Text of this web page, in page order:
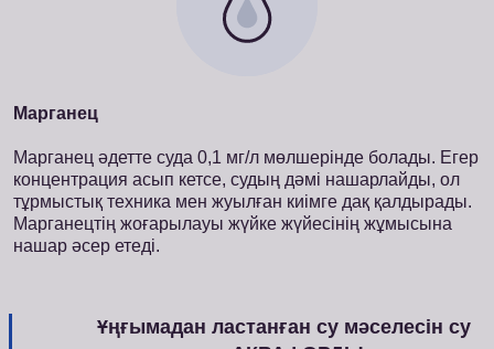
Марганец
Марганец әдетте суда 0,1 мг/л мөлшерінде болады. Егер
концентрация асып кетсе, судың дәмі нашарлайды, ол
тұрмыстық техника мен жуылған киімге дақ қалдырады.
Марганецтің жоғарылауы жүйке жүйесінің жұмысына
нашар әсер етеді.
Ұңғымадан ластанған су мәселесін су